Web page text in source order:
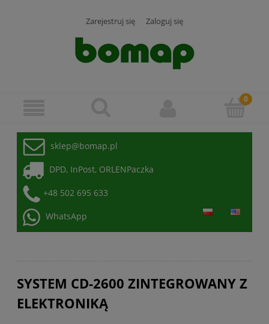
Zarejestruj się Zaloguj się
sklep@bomap.pl
DPD, InPost, ORLENPaczka
+48 502 695 633
WhatsApp
SYSTEM CD-2600 ZINTEGROWANY Z
ELEKTRONIKĄ